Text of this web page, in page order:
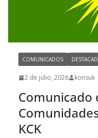
COMUNICADOS
2 de julio, 2026 konsuk
Comunicado
KCK